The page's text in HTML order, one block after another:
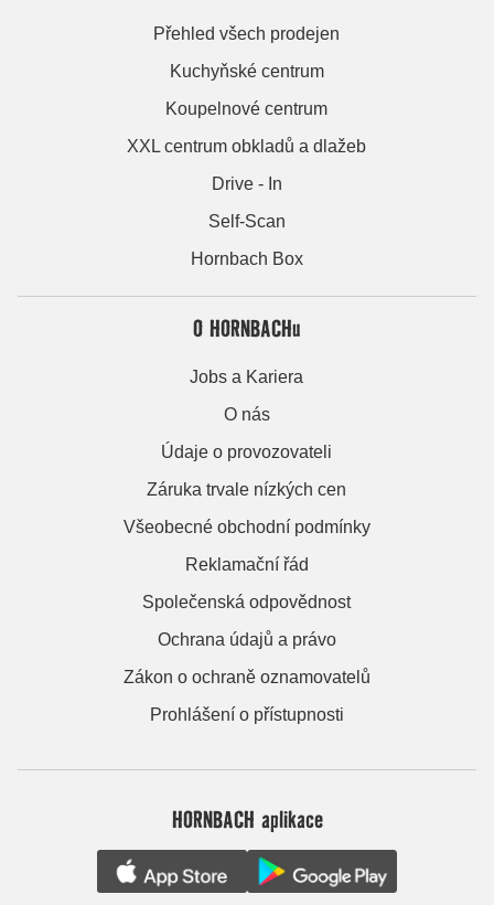
Přehled všech prodejen
Kuchyňské centrum
Koupelnové centrum
XXL centrum obkladů a dlažeb
Drive - In
Self-Scan
Hornbach Box
O HORNBACHu
Jobs a Kariera
O nás
Údaje o provozovateli
Záruka trvale nízkých cen
Všeobecné obchodní podmínky
Reklamační řád
Společenská odpovědnost
Ochrana údajů a právo
Zákon o ochraně oznamovatelů
Prohlášení o přístupnosti
HORNBACH aplikace